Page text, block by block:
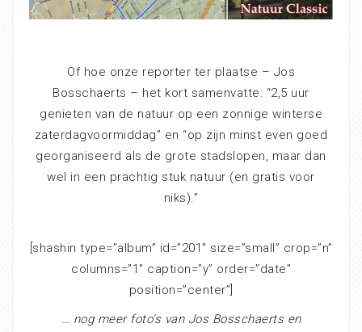
Of hoe onze reporter ter plaatse – Jos
Bosschaerts – het kort samenvatte: “2,5 uur
genieten van de natuur op een zonnige winterse
zaterdagvoormiddag” en “op zijn minst even goed
georganiseerd als de grote stadslopen, maar dan
wel in een prachtig stuk natuur (en gratis voor
niks).”
[shashin type=”album” id=”201″ size=”small” crop=”n”
columns=”1″ caption=”y” order=”date”
position=”center”]
… nog meer foto’s van Jos Bosschaerts en